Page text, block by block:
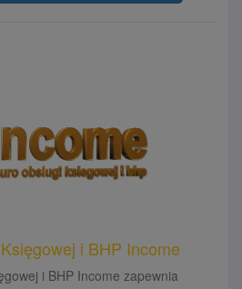
i BHP Income
i BHP Income zapewnia